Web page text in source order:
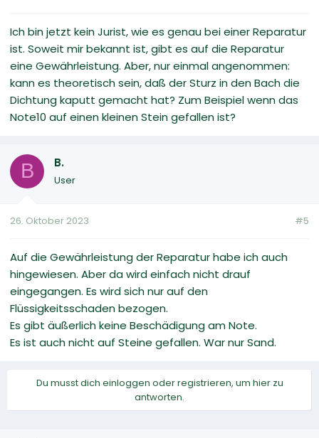
Ich bin jetzt kein Jurist, wie es genau bei einer Reparatur
ist. Soweit mir bekannt ist, gibt es auf die Reparatur
eine Gewährleistung. Aber, nur einmal angenommen:
kann es theoretisch sein, daß der Sturz in den Bach die
Dichtung kaputt gemacht hat? Zum Beispiel wenn das
Note10 auf einen kleinen Stein gefallen ist?
B B.
User
26. Oktober 2023 #5
Auf die Gewährleistung der Reparatur habe ich auch
hingewiesen. Aber da wird einfach nicht drauf
eingegangen. Es wird sich nur auf den
Flüssigkeitsschaden bezogen.
Es gibt äußerlich keine Beschädigung am Note.
Es ist auch nicht auf Steine gefallen. War nur Sand.
Du musst dich einloggen oder registrieren, um hier zu
antworten.